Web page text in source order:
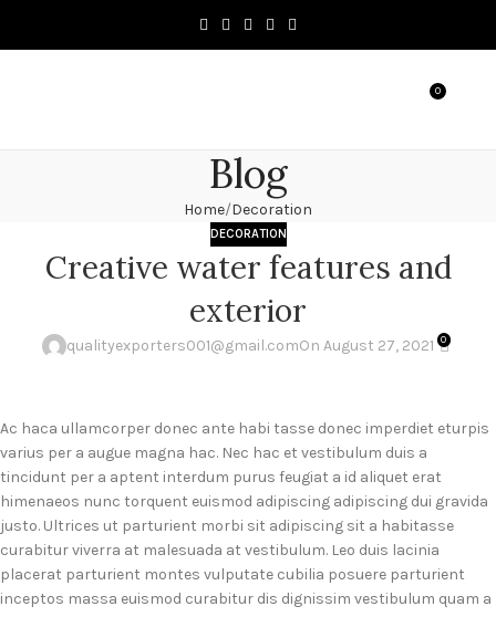
0
Blog
Home Decoration
DECORATION
Creative water features and
exterior
qualityexporters001@gmail.comOn August 27, 2021 0
Ac haca ullamcorper donec ante habi tasse donec imperdiet eturpis
varius per a augue magna hac. Nec hac et vestibulum duis a
tincidunt per a aptent interdum purus feugiat a id aliquet erat
himenaeos nunc torquent euismod adipiscing adipiscing dui gravida
justo. Ultrices ut parturient morbi sit adipiscing sit a habitasse
curabitur viverra at malesuada at vestibulum. Leo duis lacinia
placerat parturient montes vulputate cubilia posuere parturient
inceptos massa euismod curabitur dis dignissim vestibulum quam a